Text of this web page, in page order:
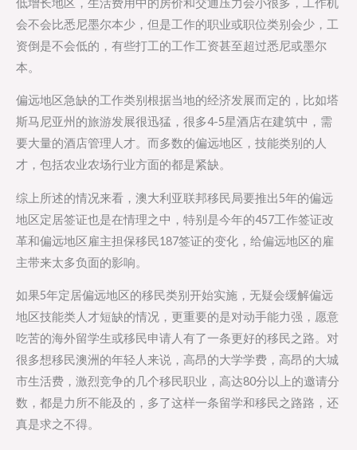
会不会比悉尼墨尔本少，但是工作的职业或职位类别会少，工
资倒是不会低的，有些打工的工作工资甚至超过悉尼或墨尔
本。
偏远地区急缺的工作类别根据当地的经济发展而定的，比如塔
斯马尼亚州的旅游发展很迅猛，很多4-5星酒店在建筑中，需
要大量的酒店管理人才。而多数的偏远地区，技能类别的人
才，包括农业农场行业方面的都是紧缺。
综上所述的情况来看，澳大利亚联邦移民局要推出5年的偏远
地区定居签证也是在情理之中，特别是今年的457工作签证改
革和偏远地区雇主担保移民187签证的变化，给偏远地区的雇
主带来太多负面的影响。
如果5年定居偏远地区的移民类别开始实施，无疑会缓解偏远
地区技能类人才短缺的情况，更重要的是对动手能力强，愿意
吃苦的海外留学生或移民申请人有了一条更好的移民之路。对
很多想移民澳洲的年轻人来说，高昂的大学学费，高昂的大城
市生活费，激烈竞争的几个移民职业，高达80分以上的邀请分
数，都是力所不能及的，多了这样一条留学和移民之路路，还
真是求之不得。